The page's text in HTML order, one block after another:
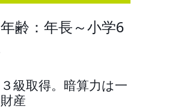
齢：年長～小学6
級取得。暗算力は一
産